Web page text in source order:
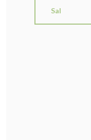
Sal